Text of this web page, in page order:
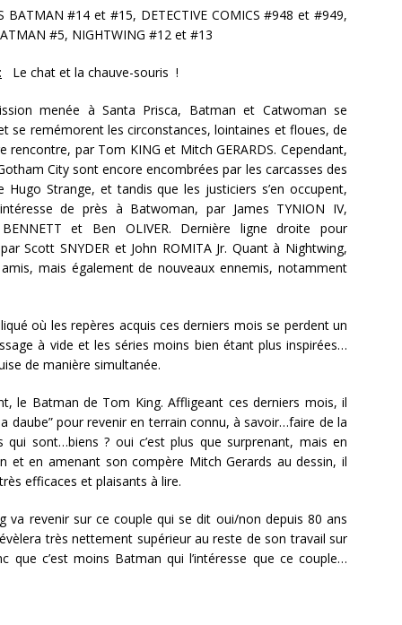
BATMAN #14 et #15, DETECTIVE COMICS #948 et #949,
#5, NIGHTWING #12 et #13
Le chat et la chauve-souris !
menée à Santa Prisca, Batman et Catwoman se
se remémorent les circonstances, lointaines et floues, de
rencontre, par Tom KING et Mitch GERARDS. Cependant,
City sont encore encombrées par les carcasses des
Hugo Strange, et tandis que les justiciers s’en occupent,
de près à Batwoman, par James TYNION IV,
et Ben OLIVER. Dernière ligne droite pour
Scott SNYDER et John ROMITA Jr. Quant à Nightwing,
mais également de nouveaux ennemis, notamment
où les repères acquis ces derniers mois se perdent un
à vide et les séries moins bien étant plus inspirées…
de manière simultanée.
le Batman de Tom King. Affligeant ces derniers mois, il
daube” pour revenir en terrain connu, à savoir…faire de la
sont…biens ? oui c’est plus que surprenant, mais en
et en amenant son compère Mitch Gerards au dessin, il
efficaces et plaisants à lire.
va revenir sur ce couple qui se dit oui/non depuis 80 ans
très nettement supérieur au reste de son travail sur
c’est moins Batman qui l’intéresse que ce couple…